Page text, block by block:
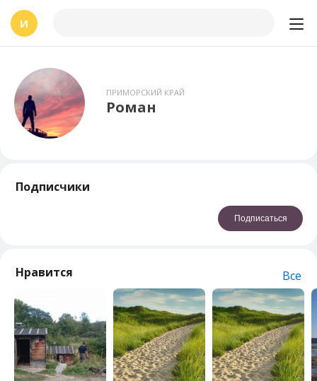
И
ПРИМОРСКИЙ КРАЙ
Роман
Подписчики
Подписаться
Нравится Все